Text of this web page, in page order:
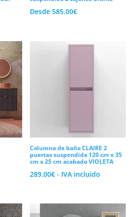
de diseño actual. Por
de baño modernos
son los preferidos
e interioristas gracias a
para crear espacios
las tareas de limpieza
la tendencia actual
tiradores tradicionales
sustituyéndolos por
integrados o aperturas
lisos. Por otro lado,
Desde585.00€
Columna de baño CLAIRE 2
puertas suspendida 120 cm x 35
cm x 25 cm acabado VIOLETA
289.00€ - IVA incluido